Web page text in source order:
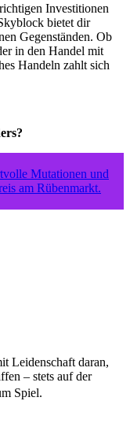
Investitionen
bietet dir
Gegenständen. Ob
in den Handel mit
Handeln zahlt sich
Mutationen und
am Rübenmarkt.
Leidenschaft daran,
– stets auf der
Spiel.